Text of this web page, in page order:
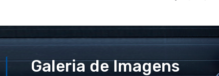
Galeria de Imagens